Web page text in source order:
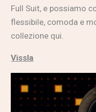
Full Suit, e possiamo
flessibile, comoda e
collezione qui
Vissla